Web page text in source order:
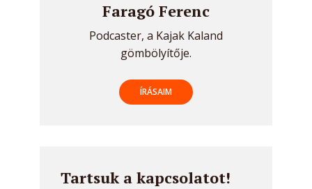
Faragó Ferenc
Podcaster, a Kajak Kaland
gömbölyítője.
ÍRÁSAIM
Tartsuk a kapcsolatot!